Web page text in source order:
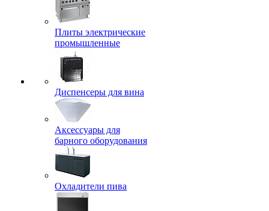
Плиты электрические
промышленные
Диспенсеры для вина
Аксессуары для
барного оборудования
Охладители пива